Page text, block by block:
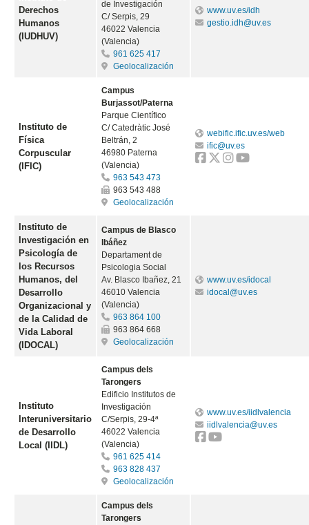
Derechos
Humanos
(IUDHUV)
de Investigación
C/ Serpis, 29
46022 Valencia
(Valencia)
961 625 417
Geolocalización
www.uv.es/idh
gestio.idh@uv.es
Instituto de
Física
Corpuscular
(IFIC)
Campus
Burjassot/Paterna
Parque Científico
C/ Catedràtic José
Beltrán, 2
46980 Paterna
(Valencia)
963 543 473
963 543 488
Geolocalización
webific.ific.uv.es/web
ific@uv.es
Instituto de
Investigación en
Psicología de
los Recursos
Humanos, del
Desarrollo
Organizacional y
de la Calidad de
Vida Laboral
(IDOCAL)
Campus de Blasco
Ibáñez
Departament de
Psicologia Social
Av. Blasco Ibañez, 21
46010 Valencia
(Valencia)
963 864 100
963 864 668
Geolocalización
www.uv.es/idocal
idocal@uv.es
Instituto
Interuniversitario
de Desarrollo
Local (IIDL)
Campus dels
Tarongers
Edificio Institutos de
Investigación
C/Serpis, 29-4ª
46022 Valencia
(Valencia)
961 625 414
963 828 437
Geolocalización
www.uv.es/iidlvalencia
iidlvalencia@uv.es
Campus dels
Tarongers